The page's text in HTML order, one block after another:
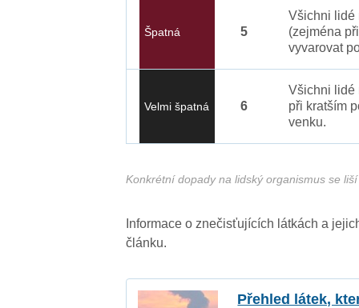
Špatná 5
Všichni lidé
(zejména
vyvarovat
Velmi špatná 6
Všichni lidé
při kratším
venku.
Konkrétní dopady na lidský organismus se
Informace o znečisťujících látkách a
článku.
Přehled látek,